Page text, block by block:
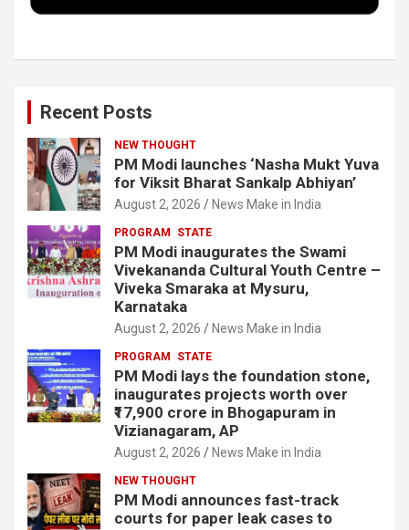
k n
Recent Posts
NEW THOUGHT
PM Modi launches ‘Nasha Mukt Yuva
for Viksit Bharat Sankalp Abhiyan’
August 2, 2026 News Make in India
PROGRAM STATE
PM Modi inaugurates the Swami
Vivekananda Cultural Youth Centre –
Viveka Smaraka at Mysuru,
Karnataka
August 2, 2026 News Make in India
PROGRAM STATE
PM Modi lays the foundation stone,
inaugurates projects worth over
₹17,900 crore in Bhogapuram in
Vizianagaram, AP
August 2, 2026 News Make in India
NEW THOUGHT
PM Modi announces fast-track
courts for paper leak cases to